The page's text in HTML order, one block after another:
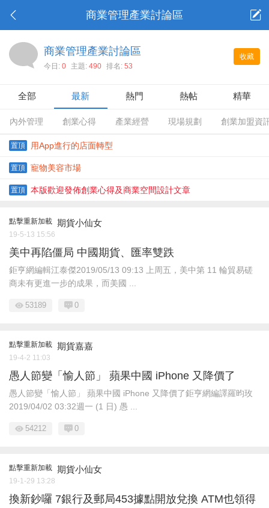
商業管理產業討論區
收藏
商業管理產業討論區
今日: 0 主題: 490 排名: 53
全部 最新 熱門 熱帖 精華
內外管理 創業心得 產業經營 現場規劃 創業加盟資
置頂 用App進行的店面轉型
置頂 寵物美容市場
置頂 本版歡迎發佈創業心得及商業空間設計文章
點擊重新加載 期貨小仙女
19-5-13 15:56
美中再陷僵局 中國期貨、匯率雙跌
鉅亨網編輯江泰傑2019/05/13 09:13​ 上周五，美中第 11 輪貿易磋
商未有更進一步的成果，而美國 ...
53189 0
點擊重新加載 期貨嘉嘉
19-4-2 11:03
愚人節變「愉人節」 蘋果中國 iPhone 又降價了
愚人節變「愉人節」 蘋果中國 iPhone 又降價了鉅亨網編譯羅昀玫
2019/04/02 03:32週一 (1 日) 愚 ...
54212 0
點擊重新加載 期貨小仙女
19-1-29 13:28
換新鈔囉 7銀行及郵局453據點開放兌換 ATM也領得